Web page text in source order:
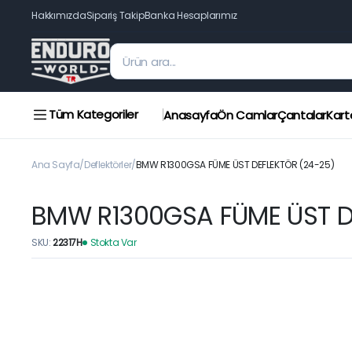
HakkımızdaSipariş TakipBanka Hesaplarımız
Tüm Kategoriler AnasayfaÖn CamlarÇantalar
Ana Sayfa Deflektörler BMW R1300GSA FÜME ÜST DEFLEKTÖR (24-25)
BMW R1300GSA FÜME ÜST
SKU:22317H Stokta Var